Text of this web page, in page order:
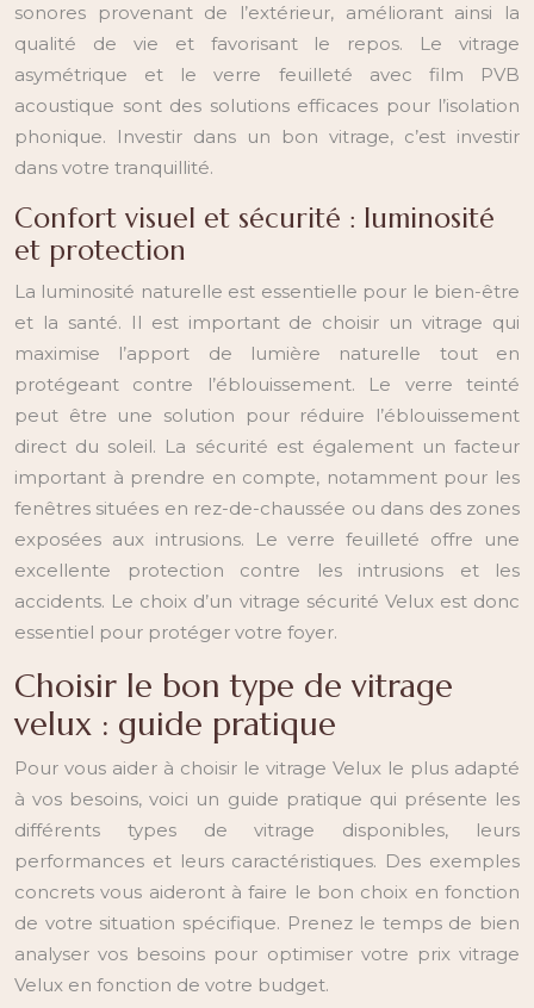
sonores provenant de l’extérieur, améliorant ainsi la
qualité de vie et favorisant le repos. Le vitrage
asymétrique et le verre feuilleté avec film PVB
acoustique sont des solutions efficaces pour l’isolation
phonique. Investir dans un bon vitrage, c’est investir
dans votre tranquillité.
Confort visuel et sécurité : luminosité
et protection
La luminosité naturelle est essentielle pour le bien-être
et la santé. Il est important de choisir un vitrage qui
maximise l’apport de lumière naturelle tout en
protégeant contre l’éblouissement. Le verre teinté
peut être une solution pour réduire l’éblouissement
direct du soleil. La sécurité est également un facteur
important à prendre en compte, notamment pour les
fenêtres situées en rez-de-chaussée ou dans des zones
exposées aux intrusions. Le verre feuilleté offre une
excellente protection contre les intrusions et les
accidents. Le choix d’un vitrage sécurité Velux est donc
essentiel pour protéger votre foyer.
Choisir le bon type de vitrage
velux : guide pratique
Pour vous aider à choisir le vitrage Velux le plus adapté
à vos besoins, voici un guide pratique qui présente les
différents types de vitrage disponibles, leurs
performances et leurs caractéristiques. Des exemples
concrets vous aideront à faire le bon choix en fonction
de votre situation spécifique. Prenez le temps de bien
analyser vos besoins pour optimiser votre prix vitrage
Velux en fonction de votre budget.